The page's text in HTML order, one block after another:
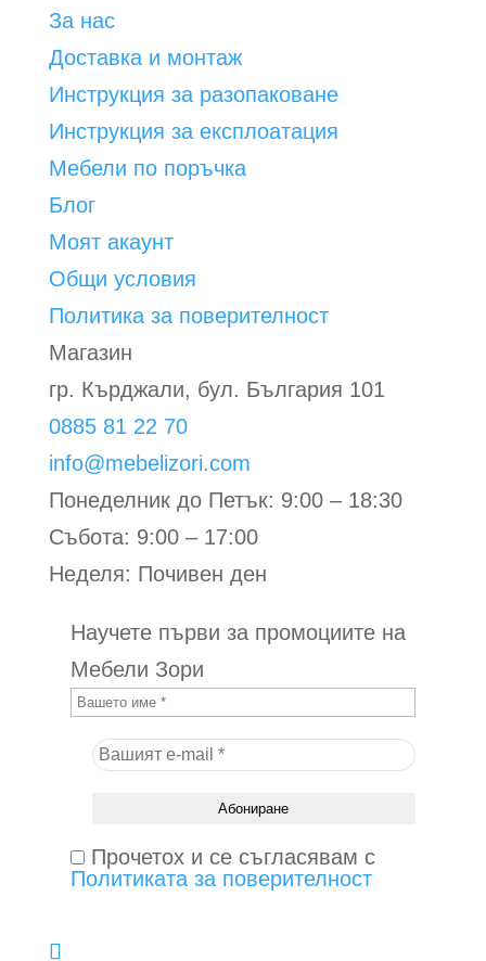
За нас
Доставка и монтаж
Инструкция за разопаковане
Инструкция за експлоатация
Мебели по поръчка
Блог
Моят акаунт
Общи условия
Политика за поверителност
Магазин
гр. Кърджали, бул. България 101
0885 81 22 70
info@mebelizori.com
Понеделник до Петък: 9:00 – 18:30
Събота: 9:00 – 17:00
Неделя: Почивен ден
Научете първи за промоциите на
Мебели Зори
Прочетох и се съгласявам с
Политиката за поверителност